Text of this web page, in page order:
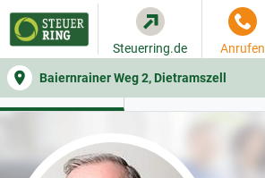
Baiernrainer Weg 2, Dietramszell
Steuerring.de Anrufen
WER SIE BERÄT BEITRAGSRECHNER